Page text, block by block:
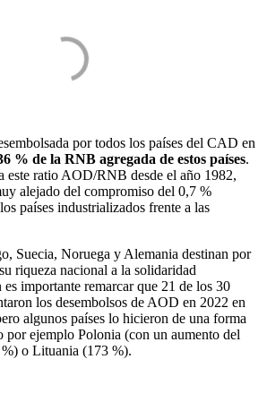
por todos los países del CAD en
% de la RNB agregada de estos países.
este ratio AOD/RNB desde el año 1982,
alejado del compromiso del 0,7 %
países industrializados frente a las
Suecia, Noruega y Alemania destinan por
riqueza nacional a la solidaridad
importante remarcar que 21 de los 30
los desembolsos de AOD en 2022 en
algunos países lo hicieron de una forma
por ejemplo Polonia (con un aumento del
o Lituania (173 %).